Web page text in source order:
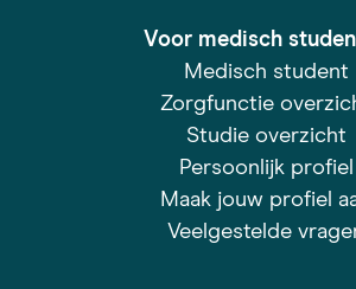
Voor medisch
Medisch student
Zorgfunctie
Studie overzicht
Persoonlijk profiel
Maak jouw profiel
Veelgestelde